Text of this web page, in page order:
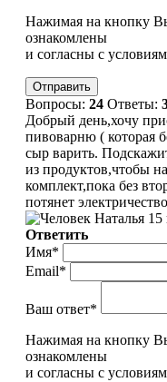
Нажимая на кнопку
ознакомлены
и согласны с
Вопросы: 24 Ответы:
Добрый день,хочу
пивоварню ( которая
сыр варить.
из продуктов,чтобы
комплект,пока без
потянет
Наталья 15
Ответить
Имя*
Email*
Ваш ответ*
Нажимая на кнопку
ознакомлены
и согласны с